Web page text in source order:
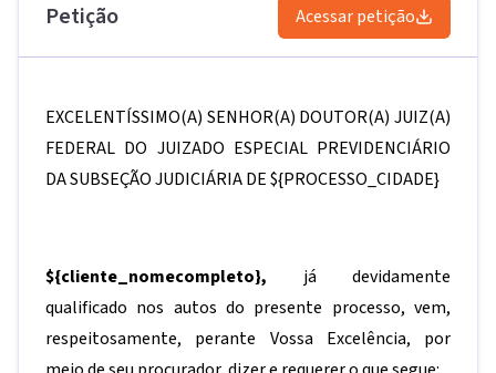
Petição Acessar petição
EXCELENTÍSSIMO(A) SENHOR(A) DOUTOR(A) JUIZ(A)
FEDERAL DO JUIZADO ESPECIAL PREVIDENCIÁRIO
DA SUBSEÇÃO JUDICIÁRIA DE${PROCESSO_CIDADE}
${cliente_nomecompleto}, já devidamente
qualificado nos autos do presente processo, vem,
respeitosamente, perante Vossa Excelência, por